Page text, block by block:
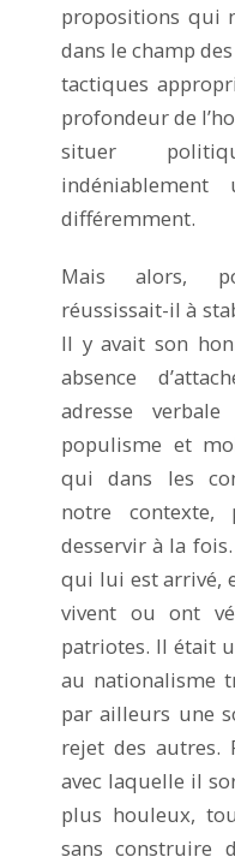
propositions qui
dans le champ
tactiques
profondeur de
situer
différemment.
Mais alors,
réussissait-il à
Il y avait son
absence
adresse
populisme et
qui dans les
notre
desservir à la
qui lui est arrivé,
vivent ou ont
patriotes. Il était
au nationalisme
par ailleurs une
rejet des
avec laquelle il
plus houleux,
sans construire